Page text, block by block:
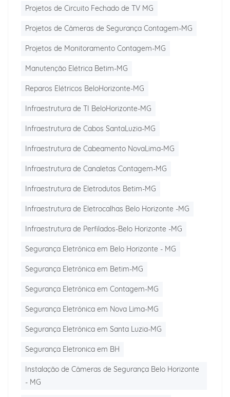
Projetos de Circuito Fechado de TV MG
Projetos de Câmeras de Segurança Contagem-MG
Projetos de Monitoramento Contagem-MG
Manutenção Elétrica Betim-MG
Reparos Elétricos BeloHorizonte-MG
Infraestrutura de TI BeloHorizonte-MG
Infraestrutura de Cabos SantaLuzia-MG
Infraestrutura de Cabeamento NovaLima-MG
Infraestrutura de Canaletas Contagem-MG
Infraestrutura de Eletrodutos Betim-MG
Infraestrutura de Eletrocalhas Belo Horizonte -MG
Infraestrutura de Perfilados-Belo Horizonte -MG
Segurança Eletrônica em Belo Horizonte - MG
Segurança Eletrônica em Betim-MG
Segurança Eletrônica em Contagem-MG
Segurança Eletrônica em Nova Lima-MG
Segurança Eletrônica em Santa Luzia-MG
Segurança Eletronica em BH
Instalação de Câmeras de Segurança Belo Horizonte
- MG